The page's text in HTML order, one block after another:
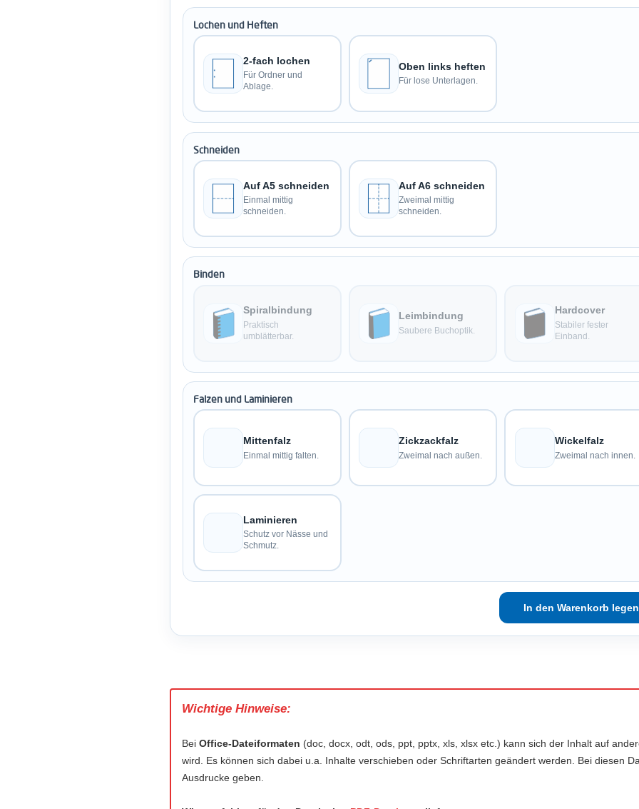
Lochen und Heften
2-fach lochen
Für Ordner und
Ablage.
Oben links heften
Für lose Unterlagen.
Schneiden
Auf A5 schneiden
Einmal mittig
schneiden.
Auf A6 schneiden
Zweimal mittig
schneiden.
Binden
Spiralbindung
Praktisch
umblätterbar.
Leimbindung
Saubere Buchoptik.
Hardcover
Stabiler fester
Einband.
Falzen und Laminieren
Mittenfalz
Einmal mittig falten.
Zickzackfalz
Zweimal nach außen.
Wickelfalz
Zweimal nach innen.
Laminieren
Schutz vor Nässe und
Schmutz.
Wichtige Hinweise:
Bei Office-Dateiformaten (doc, docx, odt, ods, ppt, pptx, xls, xlsx etc.) kann sich der Inhalt auf
wird. Es können sich dabei u.a. Inhalte verschieben oder Schriftarten geändert werden. Bei diesen
Ausdrucke geben.